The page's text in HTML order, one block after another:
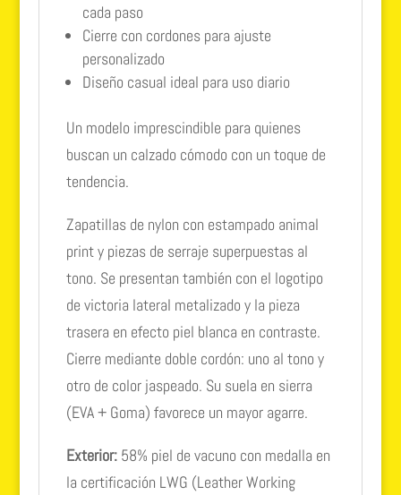
cada paso
Cierre con cordones para ajuste
personalizado
Diseño casual ideal para uso diario
Un modelo imprescindible para quienes
buscan un calzado cómodo con un toque de
tendencia.
Zapatillas de nylon con estampado animal
print y piezas de serraje superpuestas al
tono. Se presentan también con el logotipo
de victoria lateral metalizado y la pieza
trasera en efecto piel blanca en contraste.
Cierre mediante doble cordón: uno al tono y
otro de color jaspeado. Su suela en sierra
(EVA + Goma) favorece un mayor agarre.
Exterior:58% piel de vacuno con medalla en
la certificación LWG (Leather Working